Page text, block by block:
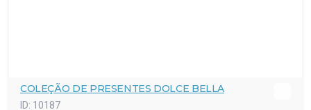
COLEÇÃO DE PRESENTES DOLCE BELLA
ID: 10187